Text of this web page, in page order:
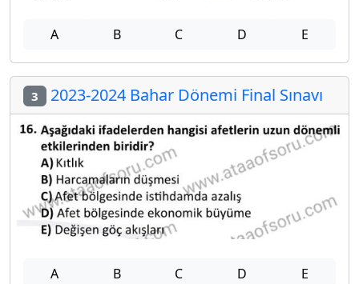
A B C D E
3 2023-2024 Bahar Dönemi Final Sınavı
A B C D E